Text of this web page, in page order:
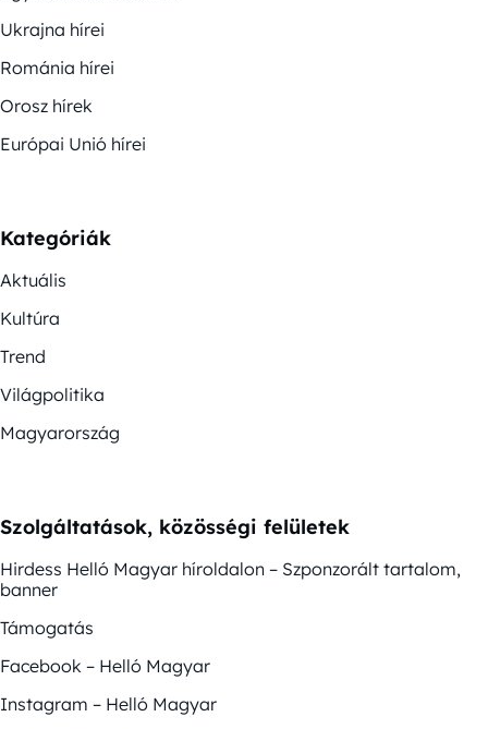
Ukrajna hírei
Románia hírei
Orosz hírek
Európai Unió hírei
Kategóriák
Aktuális
Kultúra
Trend
Világpolitika
Magyarország
Szolgáltatások, közösségi felületek
Hirdess Helló Magyar híroldalon – Szponzorált tartalom,
banner
Támogatás
Facebook – Helló Magyar
Instagram – Helló Magyar